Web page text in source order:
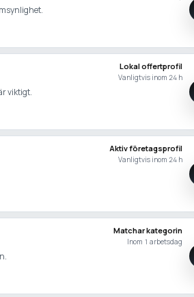
Lokal offertprofil
Vanligtvis inom 24 h
viktigt.
Aktiv företagsprofil
Vanligtvis inom 24 h
Matchar kategorin
Inom 1 arbetsdag